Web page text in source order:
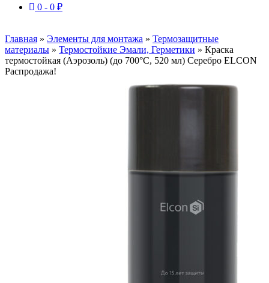
0 - 0 ₽
Главная » Элементы для монтажа » Термозащитные
материалы » Термостойкие Эмали, Герметики » Краска
термостойкая (Аэрозоль) (до 700°С, 520 мл) Серебро ELCON
Распродажа!